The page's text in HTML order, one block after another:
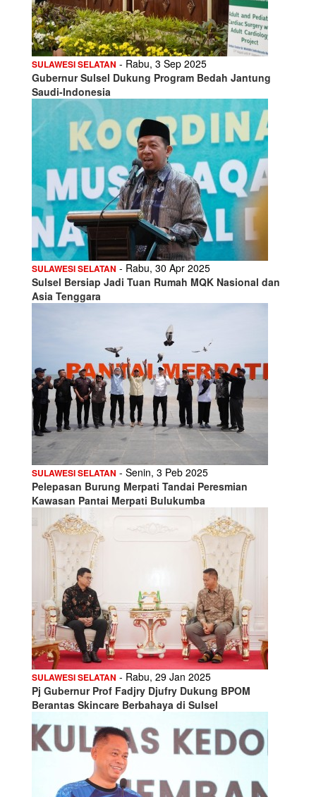
SULAWESI SELATAN - Rabu, 3 Sep 2025
Gubernur Sulsel Dukung Program Bedah Jantung
Saudi-Indonesia
SULAWESI SELATAN - Rabu, 30 Apr 2025
Sulsel Bersiap Jadi Tuan Rumah MQK Nasional dan
Asia Tenggara
SULAWESI SELATAN - Senin, 3 Peb 2025
Pelepasan Burung Merpati Tandai Peresmian
Kawasan Pantai Merpati Bulukumba
SULAWESI SELATAN - Rabu, 29 Jan 2025
Pj Gubernur Prof Fadjry Djufry Dukung BPOM
Berantas Skincare Berbahaya di Sulsel